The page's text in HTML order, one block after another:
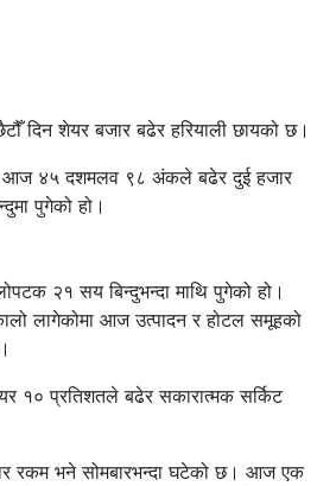
दिन शेयर बजार बढेर हरियाली छायको छ।
आज ४५ दशमलव ९८ अंकले बढेर दुई हजार
पुगेको हो।
२१ सय बिन्दुभन्दा माथि पुगेको हो।
लागेकोमा आज उत्पादन र होटल समूहको
१० प्रतिशतले बढेर सकारात्मक सर्किट
रकम भने सोमबारभन्दा घटेको छ। आज एक